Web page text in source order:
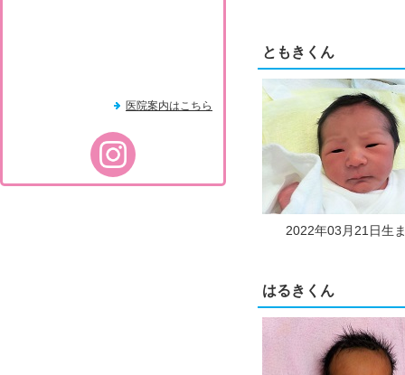
ともきくん
2022年03月21日生
はるきくん
医院案内はこちら